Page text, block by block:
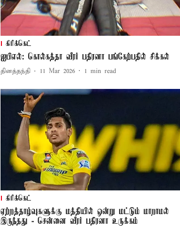
கிரிக்கெட்
ஐபிஎல்: கொல்கத்தா வீரர் பதிரனா பங்கேற்பதில் சிக்கல்
தினத்தந்தி 11 Mar 2026 1 min read
கிரிக்கெட்
ஏற்றத்தாழ்வுகளுக்கு மத்தியில் ஒன்று மட்டும் மாறாமல்
இருந்தது - சென்னை வீரர் பதிரனா உருக்கம்